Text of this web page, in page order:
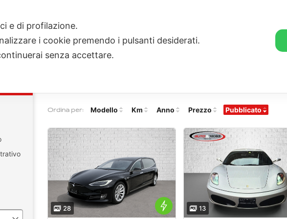
OCCASIONI / NUOVO OFFICINA e CARROZZERIA
Ordina per: Modello Km Anno Prezzo Pubblicato
28 13
e di profilazione.
i cookie premendo i pulsanti desiderati.
senza accettare.